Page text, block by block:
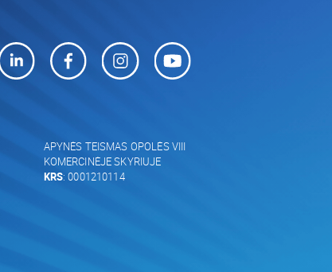
APYNĖS TEISMAS OPOLĖS VIII
KOMERCINĖJE SKYRIUJE
KRS: 0001210114